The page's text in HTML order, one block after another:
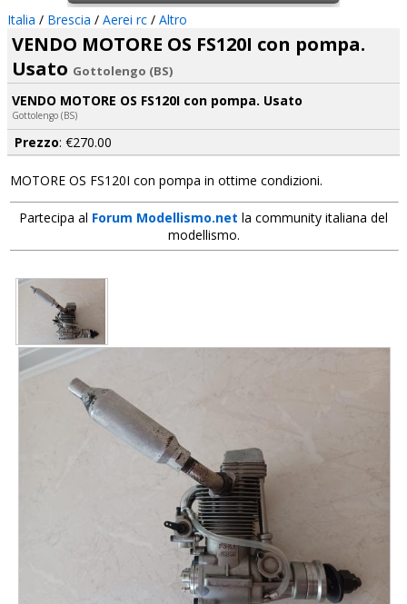
Italia / Brescia / Aerei rc / Altro
VENDO MOTORE OS FS120I con pompa.
Usato Gottolengo (BS)
VENDO MOTORE OS FS120I con pompa. Usato
Gottolengo (BS)
Prezzo: €270.00
MOTORE OS FS120I con pompa in ottime condizioni.
Partecipa al Forum Modellismo.net la community italiana del
modellismo.